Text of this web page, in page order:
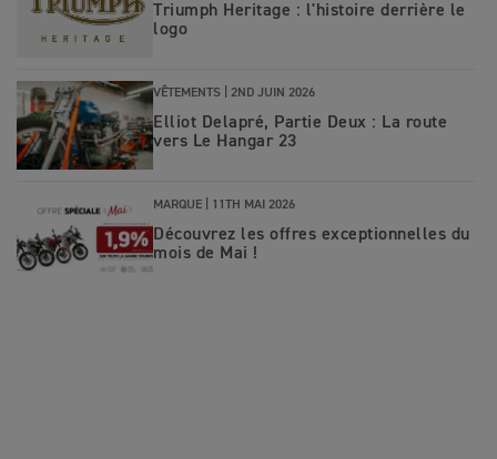
Triumph Heritage : l'histoire derrière le
logo
VÊTEMENTS | 2ND JUIN 2026
Elliot Delapré, Partie Deux : La route
vers Le Hangar 23
MARQUE | 11TH MAI 2026
Découvrez les offres exceptionnelles du
mois de Mai !